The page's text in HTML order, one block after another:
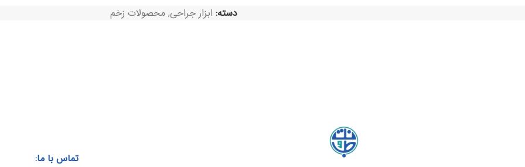
دسته: ابزار جراحی, محصولات زخم
تماس با ما: